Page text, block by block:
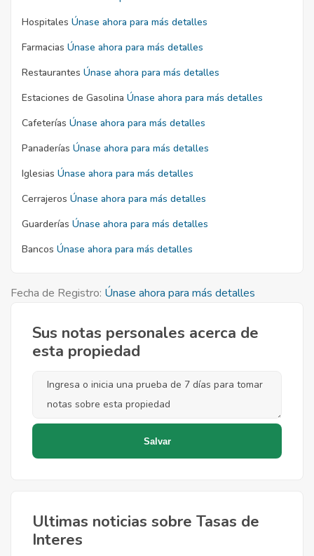
Hospitales Únase ahora para más detalles
Farmacias Únase ahora para más detalles
Restaurantes Únase ahora para más detalles
Estaciones de Gasolina Únase ahora para más detalles
Cafeterías Únase ahora para más detalles
Panaderías Únase ahora para más detalles
Iglesias Únase ahora para más detalles
Cerrajeros Únase ahora para más detalles
Guarderías Únase ahora para más detalles
Bancos Únase ahora para más detalles
Fecha de Registro: Únase ahora para más detalles
Sus notas personales acerca de
esta propiedad
Ultimas noticias sobre Tasas de
Interes